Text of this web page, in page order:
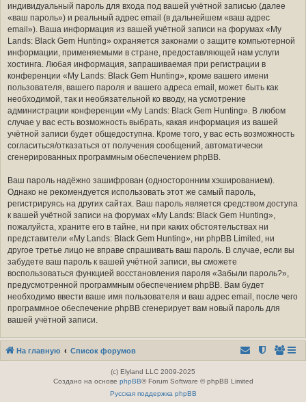
индивидуальный пароль для входа под вашей учётной записью (далее
«ваш пароль») и реальный адрес email (в дальнейшем «ваш адрес
email»). Ваша информация из вашей учётной записи на форумах «My
Lands: Black Gem Hunting» охраняется законами о защите компьютерной
информации, применяемыми в стране, предоставляющей нам услуги
хостинга. Любая информация, запрашиваемая при регистрации в
конференции «My Lands: Black Gem Hunting», кроме вашего имени
пользователя, вашего пароля и вашего адреса email, может быть как
необходимой, так и необязательной ко вводу, на усмотрение
администрации конференции «My Lands: Black Gem Hunting». В любом
случае у вас есть возможность выбрать, какая информация из вашей
учётной записи будет общедоступна. Кроме того, у вас есть возможность
согласиться/отказаться от получения сообщений, автоматически
сгенерированных программным обеспечением phpBB.
Ваш пароль надёжно зашифрован (односторонним хэшированием).
Однако не рекомендуется использовать этот же самый пароль,
регистрируясь на других сайтах. Ваш пароль является средством доступа
к вашей учётной записи на форумах «My Lands: Black Gem Hunting»,
пожалуйста, храните его в тайне, ни при каких обстоятельствах ни
представители «My Lands: Black Gem Hunting», ни phpBB Limited, ни
другое третье лицо не вправе спрашивать ваш пароль. В случае, если вы
забудете ваш пароль к вашей учётной записи, вы сможете
воспользоваться функцией восстановления пароля «Забыли пароль?»,
предусмотренной программным обеспечением phpBB. Вам будет
необходимо ввести ваше имя пользователя и ваш адрес email, после чего
программное обеспечение phpBB сгенерирует вам новый пароль для
вашей учётной записи.
На главную Список форумов
(c) Elyland LLC 2009-2025
Создано на основе phpBB® Forum Software © phpBB Limited
Русская поддержка phpBB